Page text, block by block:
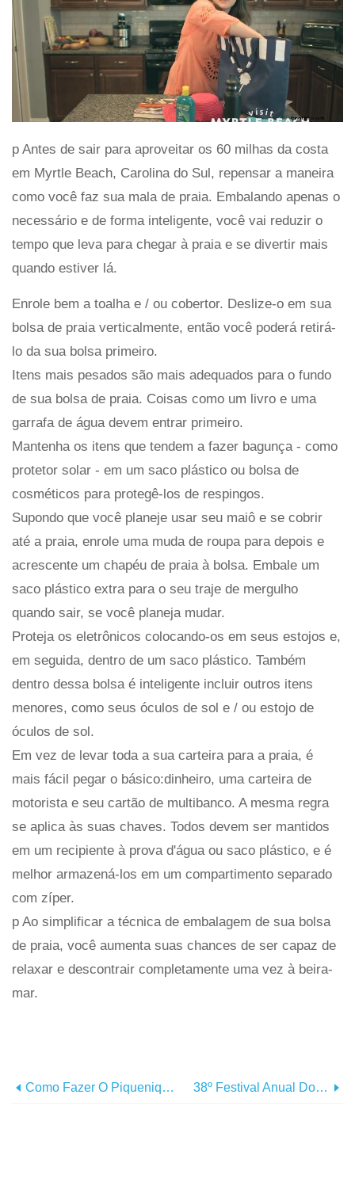
p Antes de sair para aproveitar os 60 milhas da costa
em Myrtle Beach, Carolina do Sul, repensar a maneira
como você faz sua mala de praia. Embalando apenas o
necessário e de forma inteligente, você vai reduzir o
tempo que leva para chegar à praia e se divertir mais
quando estiver lá.
Enrole bem a toalha e / ou cobertor. Deslize-o em sua
bolsa de praia verticalmente, então você poderá retirá-
lo da sua bolsa primeiro.
Itens mais pesados ​​são mais adequados para o fundo
de sua bolsa de praia. Coisas como um livro e uma
garrafa de água devem entrar primeiro.
Mantenha os itens que tendem a fazer bagunça - como
protetor solar - em um saco plástico ou bolsa de
cosméticos para protegê-los de respingos.
Supondo que você planeje usar seu maiô e se cobrir
até a praia, enrole uma muda de roupa para depois e
acrescente um chapéu de praia à bolsa. Embale um
saco plástico extra para o seu traje de mergulho
quando sair, se você planeja mudar.
Proteja os eletrônicos colocando-os em seus estojos e,
em seguida, dentro de um saco plástico. Também
dentro dessa bolsa é inteligente incluir outros itens
menores, como seus óculos de sol e / ou estojo de
óculos de sol.
Em vez de levar toda a sua carteira para a praia, é
mais fácil pegar o básico:dinheiro, uma carteira de
motorista e seu cartão de multibanco. A mesma regra
se aplica às suas chaves. Todos devem ser mantidos
em um recipiente à prova d'água ou saco plástico, e é
melhor armazená-los em um compartimento separado
com zíper.
p Ao simplificar a técnica de embalagem de sua bolsa
de praia, você aumenta suas chances de ser capaz de
relaxar e descontrair completamente uma vez à beira-
mar.
Como Fazer O Piquenique Na Praia Perfeito 38º Festival Anual Do Caranguejo Azul Neste Fim De Semana!